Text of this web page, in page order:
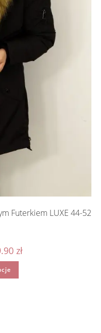
Futerkiem LUXE 44-52
zł.
złAktualna
Ten
ma